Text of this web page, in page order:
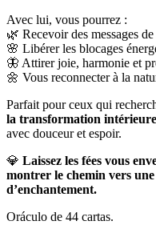
Avec lui, vous pourrez :
🌿 Recevoir des messages
🌸 Libérer les blocages
🦋 Attirer joie, harmonie et
🌼 Vous reconnecter à la
Parfait pour ceux qui
la transformation intérieure
avec douceur et espoir.
💎 Laissez les fées vous
montrer le chemin vers
d’enchantement.
Oráculo de 44 cartas.